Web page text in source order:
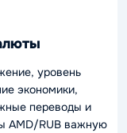
уровень
экономики,
переводы и
AMD/RUB важную